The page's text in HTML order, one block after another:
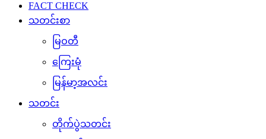
FACT CHECK
သတင်းစာ
မြဝတီ
ကြေးမုံ
မြန်မာ့အလင်း
သတင်း
တိုက်ပွဲသတင်း